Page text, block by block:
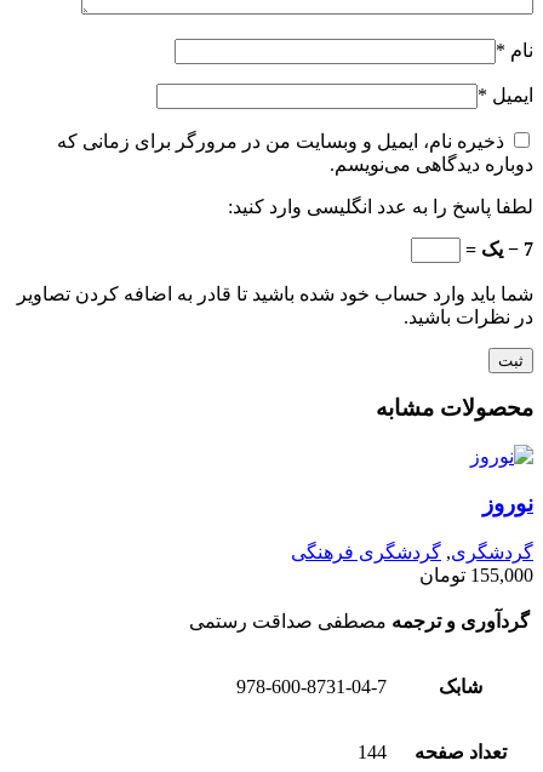
نام *
ایمیل *
ذخیره نام، ایمیل و وبسایت من در مرورگر برای زمانی که
دوباره دیدگاهی می‌نویسم.
لطفا پاسخ را به عدد انگلیسی وارد کنید:
7 − یک =
شما باید وارد حساب خود شده باشید تا قادر به اضافه کردن تصاویر
در نظرات باشید.
محصولات مشابه
نوروز
گردشگری, گردشگری فرهنگی
155,000 تومان
گردآوری و ترجمه مصطفی صداقت رستمی
شابک 978-600-8731-04-7
تعداد صفحه 144